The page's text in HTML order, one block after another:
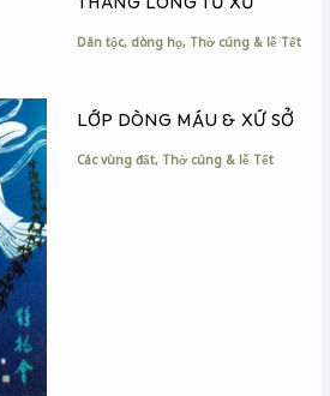
THĂNG LONG TỨ XỨ
Dân tộc, dòng họ, Thờ cúng & lễ Tết
LỚP DÒNG MÁU & XỨ SỞ
Các vùng đất, Thờ cúng & lễ Tết